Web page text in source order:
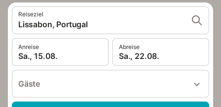
Reiseziel
Lissabon, Portugal
Anreise
Sa., 15.08.
Abreise
Sa., 22.08.
Gäste